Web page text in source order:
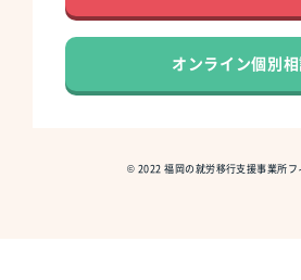
オンライン個別
© 2022福岡の就労移行支援事業所フ